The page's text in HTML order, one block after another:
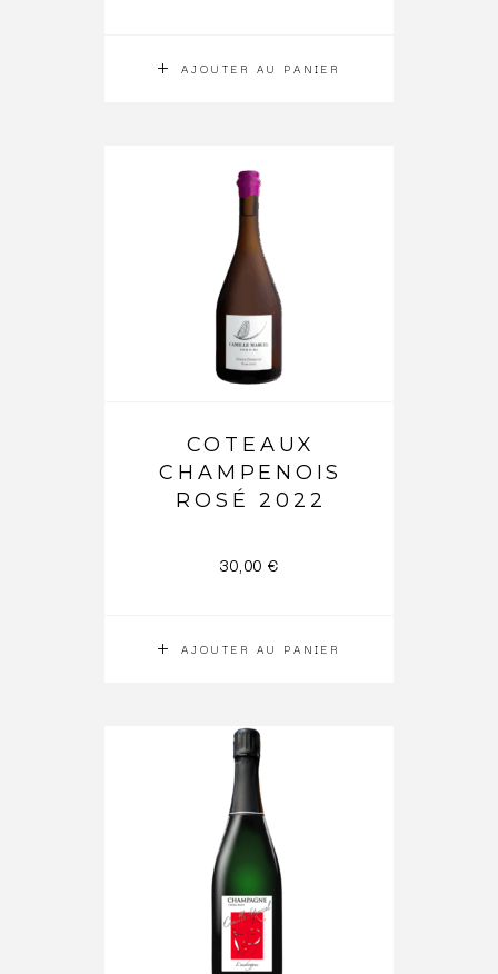
AJOUTER AU PANIER
AJOUTER AU PANIER
COTEAUX
CHAMPENOIS
ROSÉ 2022
30,00 €